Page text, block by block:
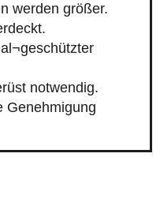
werden größer.
notwendig.
Genehmigung